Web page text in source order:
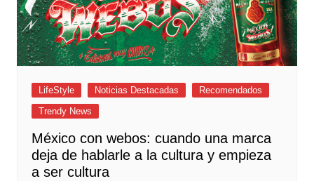
LifeStyle Noticias Destacadas
Recomendados
Trendy News
México con webos: cuando una marca
deja de hablarle a la cultura y empieza
a ser cultura